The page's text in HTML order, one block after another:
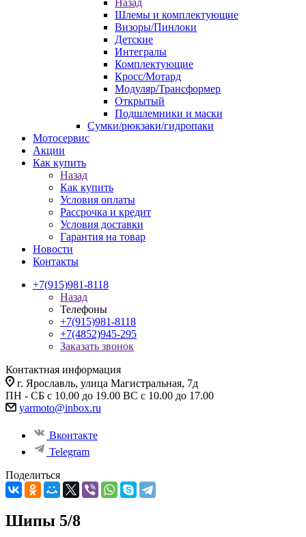
Назад
Шлемы и комплектующие
Визоры/Пинлоки
Детские
Интегралы
Комплектующие
Кросс/Мотард
Модуляр/Трансформер
Открытый
Подшлемники и маски
Сумки/рюкзаки/гидропаки
Мотосервис
Акции
Как купить
Назад
Как купить
Условия оплаты
Рассрочка и кредит
Условия доставки
Гарантия на товар
Новости
Контакты
+7(915)981-8118
Назад
Телефоны
+7(915)981-8118
+7(4852)945-295
Заказать звонок
Контактная информация
г. Ярославль, улица Магистральная, 7д
ПН - СБ с 10.00 до 19.00 ВС с 10.00 до 17.00
yarmoto@inbox.ru
Вконтакте
Telegram
Поделиться
Шипы 5/8